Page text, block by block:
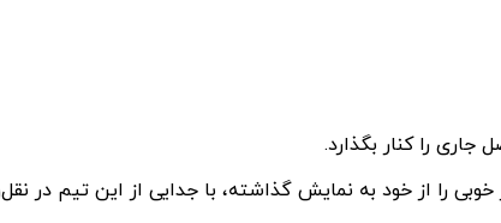
را کنار بگذارد.
را از خود به نمایش گذاشته، با جدایی از این تیم در